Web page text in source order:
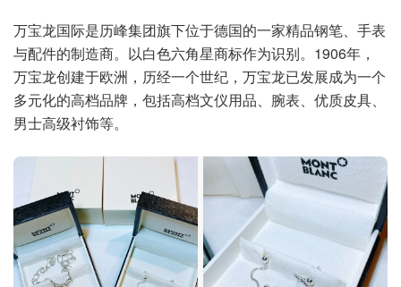
万宝龙国际是历峰集团旗下位于德国的一家精品钢笔、手表
与配件的制造商。以白色六角星商标作为识别。1906年，
万宝龙创建于欧洲，历经一个世纪，万宝龙已发展成为一个
多元化的高档品牌，包括高档文仪用品、腕表、优质皮具、
男士高级衬饰等。